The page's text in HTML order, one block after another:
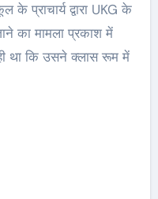
के प्राचार्य द्वारा UKG के
का मामला प्रकाश में
था कि उसने क्लास रूम में